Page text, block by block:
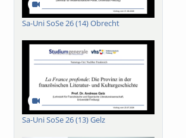
Sa-Uni SoSe 26 (14) Obrecht
Sa-Uni SoSe 26 (13) Gelz